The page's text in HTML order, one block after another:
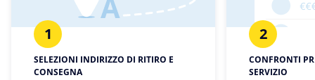
1
SELEZIONI INDIRIZZO DI RITIRO E
CONSEGNA
2
CONFRONTI
SERVIZIO